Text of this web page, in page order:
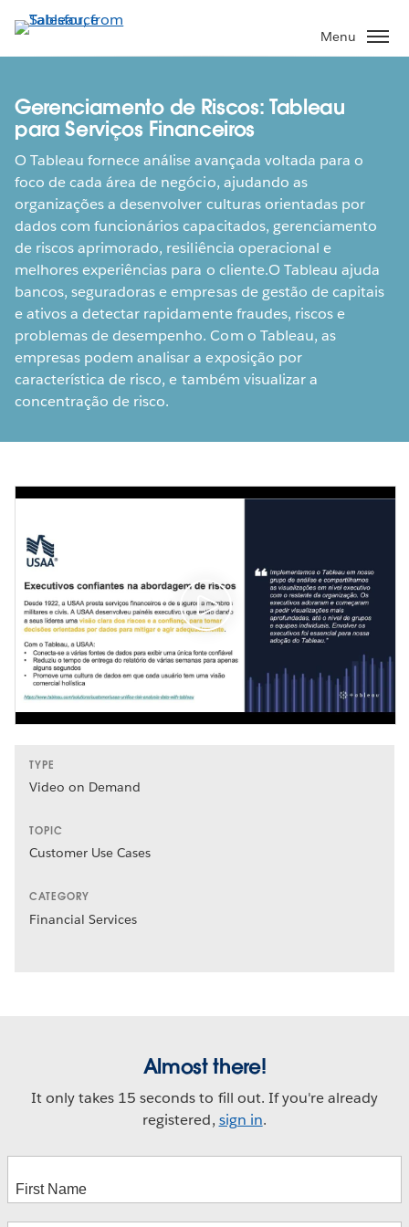
to
main
Menu
Gerenciamento de Riscos: Tableau
para Serviços Financeiros
O Tableau fornece análise avançada voltada para o
foco de cada área de negócio, ajudando as
organizações a desenvolver culturas orientadas por
dados com funcionários capacitados, gerenciamento
de riscos aprimorado, resiliência operacional e
melhores experiências para o cliente.O Tableau ajuda
bancos, seguradoras e empresas de gestão de capitais
e ativos a detectar rapidamente fraudes, riscos e
problemas de desempenho. Com o Tableau, as
empresas podem analisar a exposição por
característica de risco, e também visualizar a
concentração de risco.
TYPE
Video on Demand
TOPIC
Customer Use Cases
CATEGORY
Financial Services
Almost there!
It only takes 15 seconds to fill out. If you're already
registered, sign in.